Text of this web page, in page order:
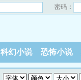
密码：
科幻小说 恐怖小说